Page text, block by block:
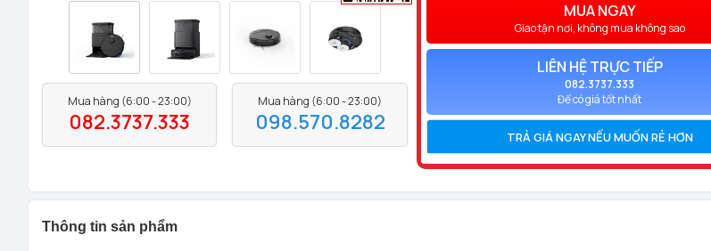
Mua hàng (6:00 - 23:00)
082.3737.333
Mua hàng (6:00 - 23:00)
098.570.8282
MUA NGAY
Giao tận nơi, không mua không sao
LIÊN HỆ TRỰC TIẾP
082.3737.333
Để có giá tốt nhất
TRẢ GIÁ NGAY NẾU MUỐN RẺ HƠN
Thông tin sản phẩm